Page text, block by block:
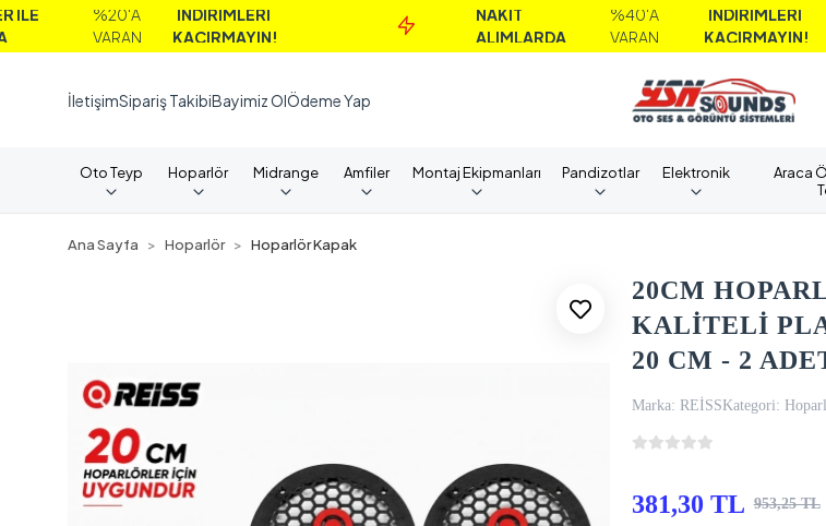
%20'A
İNDİRİMLERİ
KAÇIRMAYIN!
NAKİT
ALIMLARDA
VARAN
İNDİRİMLERİ
KAÇIRMAYIN!
İletişimSipariş TakibiBayimiz OlÖdeme Yap
Oto Teyp Hoparlör Midrange Amfiler Montaj Ekipmanları Pandizotlar Elektronik
Araca
Ana Sayfa Hoparlör Hoparlör Kapak
20CM
KALİTELİ
20 CM - 2
Marka: REİSSKategori:
381,30 TL 953,25 TL